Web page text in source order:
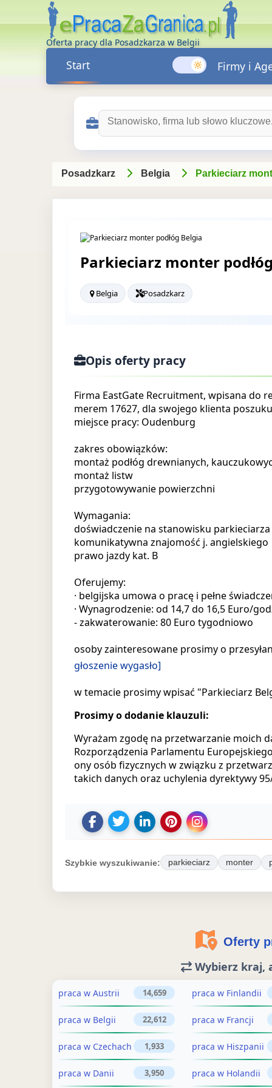
Oferta pracy dla Posadzkarza w Belgii
Start Firmy i
Szukaj ofert pracy:
Posadzkarz Belgia Parkieciarz
Parkieciarz monter
Belgia Posadzkarz
Opis oferty pracy
Firma EastGate Recruitment, wpisana do
merem 17627, dla swojego klienta
miejsce pracy: Oudenburg
zakres obowiązków:
montaż podłóg drewnianych,
montaż listw
przygotowywanie powierzchni
Wymagania:
doświadczenie na stanowisku parkieciarza
komunikatywna znajomość j. angielskiego
prawo jazdy kat. B
Oferujemy:
· belgijska umowa o pracę i pełne
· Wynagrodzenie: od 14,7 do 16,5 Euro/
- zakwaterowanie: 80 Euro tygodniowo
osoby zainteresowane prosimy o
głoszenie wygasło]
w temacie prosimy wpisać "Parkieciarz
Prosimy o dodanie klauzuli:
Wyrażam zgodę na przetwarzanie moich
Rozporządzenia Parlamentu
ony osób fizycznych w związku z
takich danych oraz uchylenia dyrektywy
U
d
o
t
j
o
f
e
r
t
ę
U
d
o
t
j
o
g
o
s
D
o
d
j
s
z
e
n
i
e
n
Z
a
p
s
r
t
ę
p
r
c
U
d
o
t
p
n
i
j
o
g
ł
o
s
z
Szybkie wyszukiwanie: parkieciarz monter
Oferty
Wybierz kraj,
praca w Austrii 14,659
praca w Belgii 22,612
praca w Czechach 1,933
praca w Danii 3,950
praca w Finlandii
praca w Francji
praca w Hiszpanii
praca w Holandii